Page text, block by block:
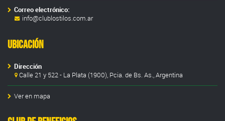
Correo electrónico:
info@clublostilos.com.ar
Ubicación
Dirección
Calle 21 y 522 - La Plata (1900), Pcia. de Bs. As., Argentina
Ver en mapa